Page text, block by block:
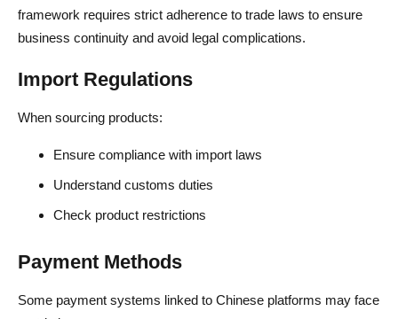
framework requires strict adherence to trade laws to ensure
business continuity and avoid legal complications.
Import Regulations
When sourcing products:
Ensure compliance with import laws
Understand customs duties
Check product restrictions
Payment Methods
Some payment systems linked to Chinese platforms may face